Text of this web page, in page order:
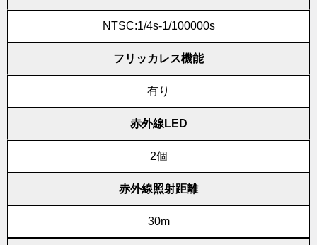
NTSC:1/4s-1/100000s
フリッカレス機能
有り
赤外線LED
2個
赤外線照射距離
30m